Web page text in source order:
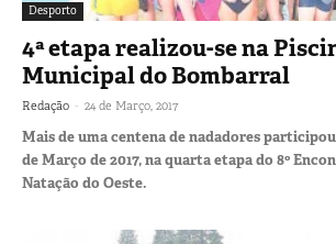
Desporto
4ª etapa realizou-se na
Municipal do Bombarral
Redação - 24 de Março, 2017
Mais de uma centena de nadadores
de Março de 2017, na quarta etapa do 8º
Natação do Oeste.